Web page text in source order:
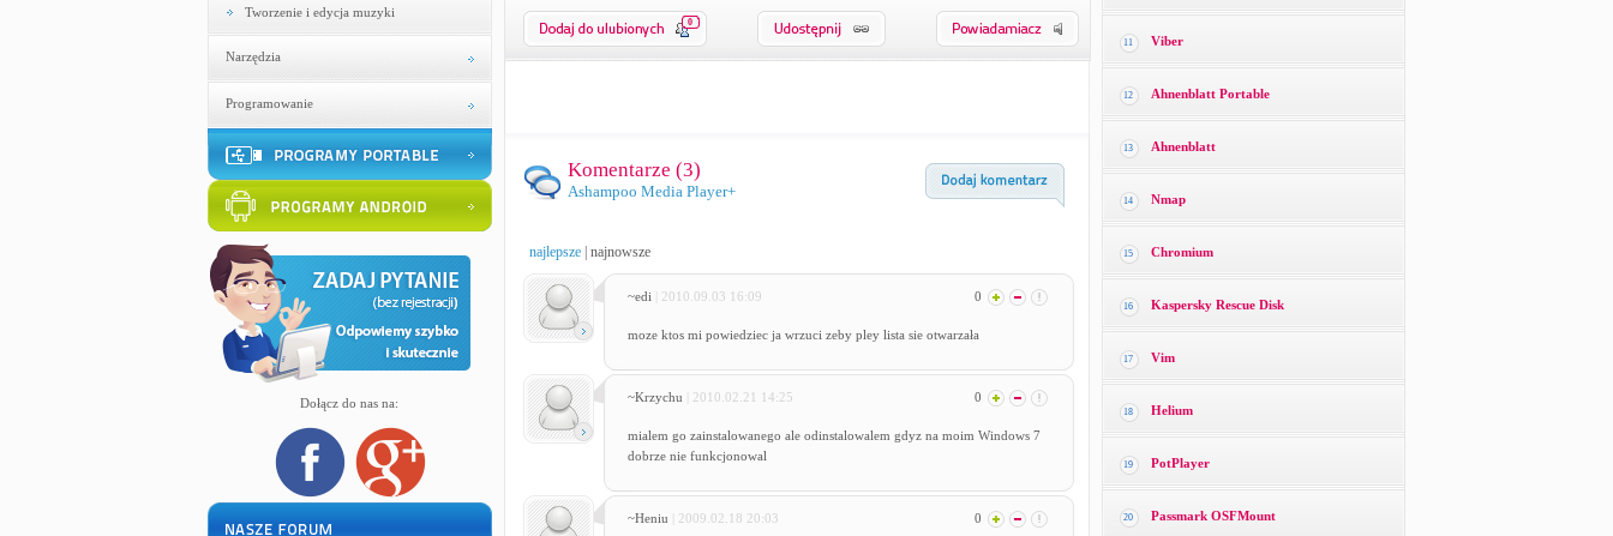
Tworzenie i edycja muzyki
Narzędzia
Programowanie
Dołącz do nas na:
0
Komentarze (3)
Ashampoo Media Player+
najlepsze| najnowsze
~edi | 2010.09.03 16:09 0
moze ktos mi powiedziec ja wrzuci zeby pley lista sie otwarzała
~Krzychu | 2010.02.21 14:25 0
mialem go zainstalowanego ale odinstalowalem gdyz na moim Windows 7
dobrze nie funkcjonowal
~Heniu | 2009.02.18 20:03 0
11 Viber
12 Ahnenblatt Portable
13 Ahnenblatt
14 Nmap
15 Chromium
16 Kaspersky Rescue Disk
17 Vim
18 Helium
19 PotPlayer
20 Passmark OSFMount